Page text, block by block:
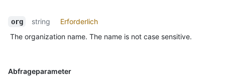
org string
Erforderlich
The organization name. The name is not case sensitive.
Abfrageparameter